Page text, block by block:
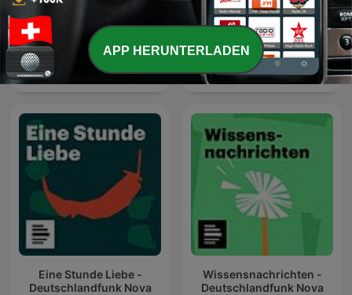
Facts & Feelings -
Deutschlandfunk Nova
Weltempfänger -
Deutschlandfunk Nova
Eine Stunde Liebe -
Deutschlandfunk Nova
Wissensnachrichten -
Deutschlandfunk Nova
APP HERUNTERLADEN